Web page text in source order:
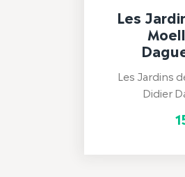
Les
Les Jardins
Didier